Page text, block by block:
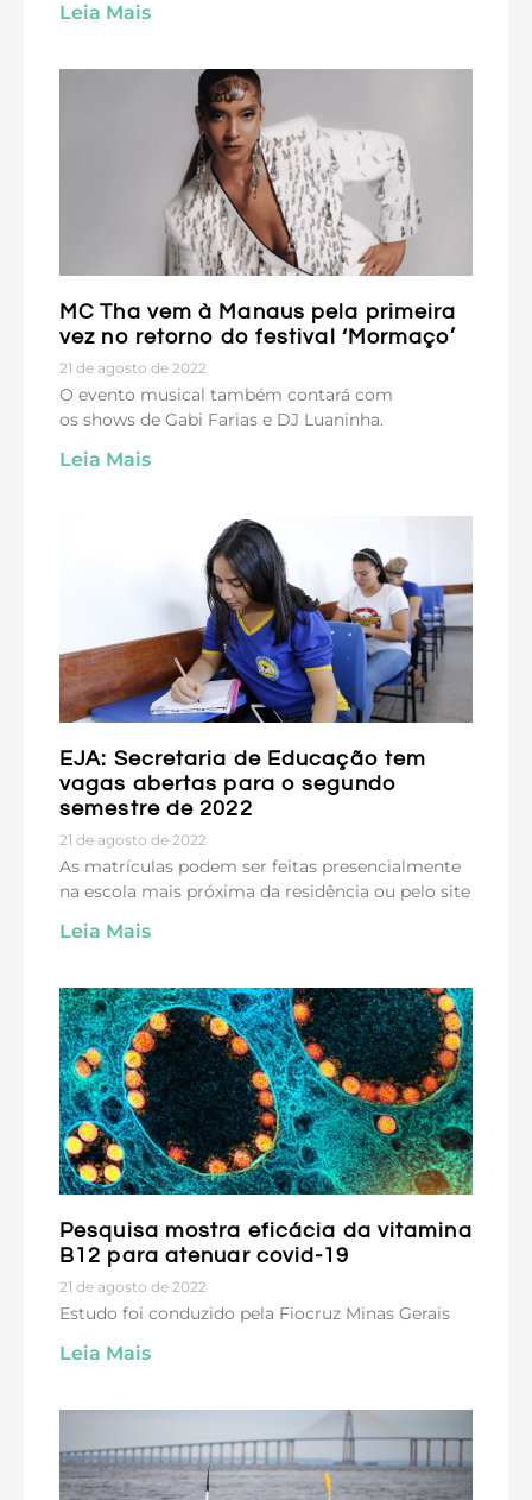
Leia Mais
MC Tha vem à Manaus pela primeira
vez no retorno do festival ‘Mormaço’
21 de agosto de 2022
O evento musical também contará com
os shows de Gabi Farias e DJ Luaninha.
Leia Mais
EJA: Secretaria de Educação tem
vagas abertas para o segundo
semestre de 2022
21 de agosto de 2022
As matrículas podem ser feitas presencialmente
na escola mais próxima da residência ou pelo site
Leia Mais
Pesquisa mostra eficácia da vitamina
B12 para atenuar covid-19
21 de agosto de 2022
Estudo foi conduzido pela Fiocruz Minas Gerais
Leia Mais